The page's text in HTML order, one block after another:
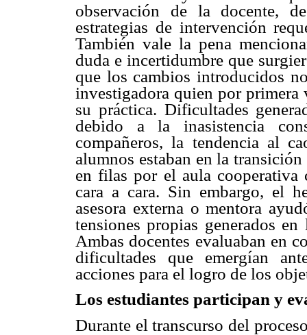
observación de la docente,
estrategias de intervención
También vale la pena
duda e incertidumbre que
que los cambios introducidos
investigadora quien por primera
su práctica. Dificultades
debido a la inasistencia
compañeros, la tendencia al
alumnos estaban en la
en filas por el aula cooperativa
cara a cara. Sin embargo, el
asesora externa o mentora
tensiones propias generados
Ambas docentes evaluaban en
dificultades que emergían
acciones para el logro de los
Los estudiantes participan y
Durante el transcurso del